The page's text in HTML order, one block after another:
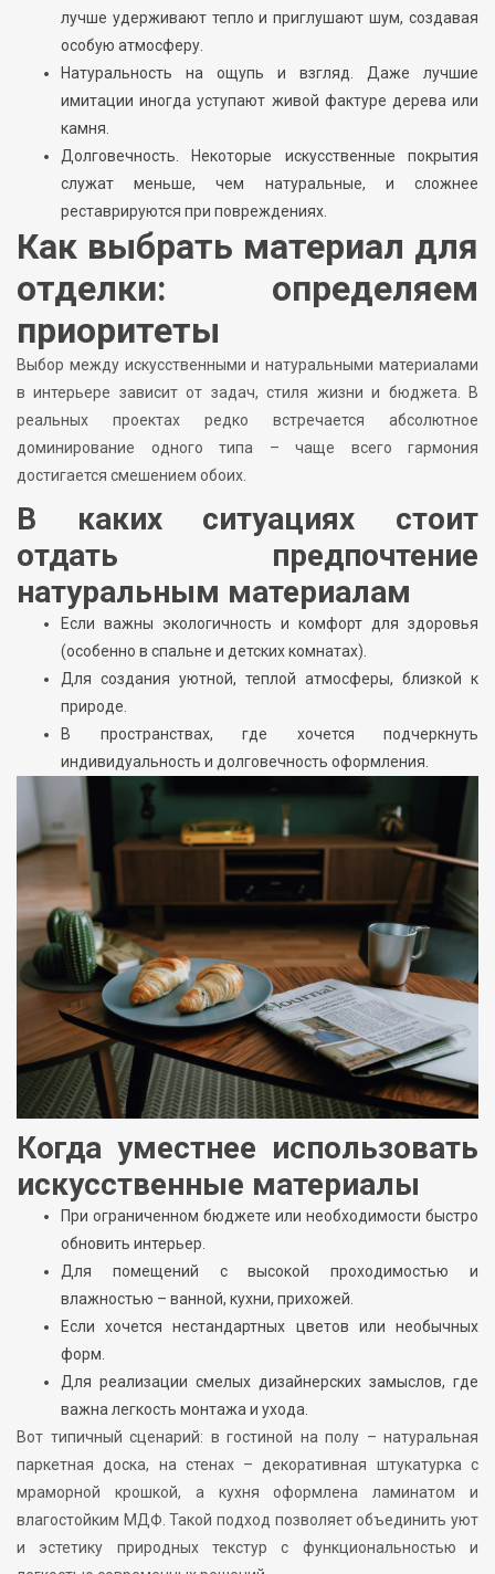
лучше удерживают тепло и приглушают шум, создавая
особую атмосферу.
Натуральность на ощупь и взгляд. Даже лучшие
имитации иногда уступают живой фактуре дерева или
камня.
Долговечность. Некоторые искусственные покрытия
служат меньше, чем натуральные, и сложнее
реставрируются при повреждениях.
Как выбрать материал для
отделки: определяем
приоритеты
Выбор между искусственными и натуральными материалами
в интерьере зависит от задач, стиля жизни и бюджета. В
реальных проектах редко встречается абсолютное
доминирование одного типа – чаще всего гармония
достигается смешением обоих.
В каких ситуациях стоит
отдать предпочтение
натуральным материалам
Если важны экологичность и комфорт для здоровья
(особенно в спальне и детских комнатах).
Для создания уютной, теплой атмосферы, близкой к
природе.
В пространствах, где хочется подчеркнуть
индивидуальность и долговечность оформления.
Когда уместнее использовать
искусственные материалы
При ограниченном бюджете или необходимости быстро
обновить интерьер.
Для помещений с высокой проходимостью и
влажностью – ванной, кухни, прихожей.
Если хочется нестандартных цветов или необычных
форм.
Для реализации смелых дизайнерских замыслов, где
важна легкость монтажа и ухода.
Вот типичный сценарий: в гостиной на полу – натуральная
паркетная доска, на стенах – декоративная штукатурка с
мраморной крошкой, а кухня оформлена ламинатом и
влагостойким МДФ. Такой подход позволяет объединить уют
и эстетику природных текстур с функциональностью и